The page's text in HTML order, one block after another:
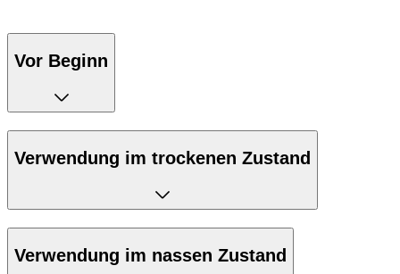
Vor Beginn
Verwendung im trockenen Zustand
Verwendung im nassen Zustand